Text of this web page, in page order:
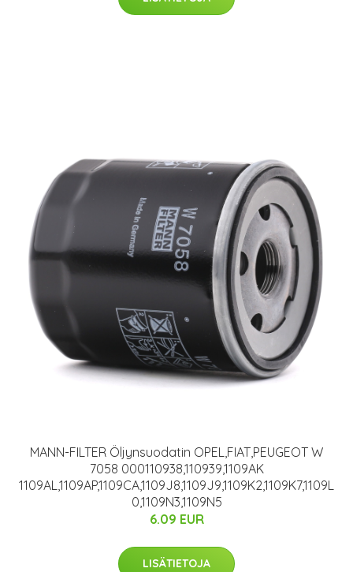
MANN-FILTER Öljynsuodatin OPEL,FIAT,PEUGEOT W
7058 000110938,110939,1109AK
1109AL,1109AP,1109CA,1109J8,1109J9,1109K2,1109K7,1109L
0,1109N3,1109N5
6.09 EUR
LISÄTIETOJA